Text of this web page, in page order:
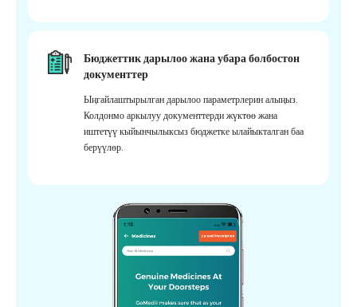
Бюджеттик дарылоо жана убара болбостон
документтер
Ыңгайлаштырылган дарылоо параметрлерин алыңыз.
Колдонмо аркылуу документтерди жүктөө жана
иштетүү кыйынчылыксыз бюджетке ылайыкталган баа
берүүлөр.